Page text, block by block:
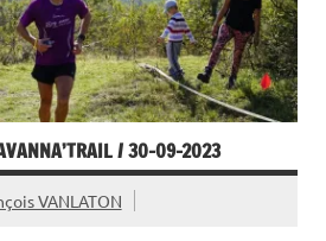
/ 30-09-2023
VANLATON